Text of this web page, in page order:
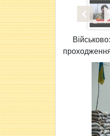
проходження